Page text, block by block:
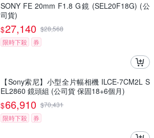
SONY FE 20mm F1.8 G鏡 (SEL20F18G) (公
司貨)
$27,140 $28,568
限時下殺
券
【Sony索尼】小型全片幅相機 ILCE-7CM2L S
EL2860 鏡頭組 (公司貨 保固18+6個月)
$66,910 $70,431
限時下殺
券